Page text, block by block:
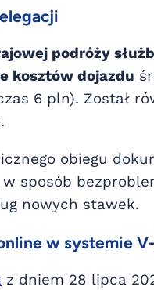
podróży
kosztów dojazdu
6 pln). Został
obiegu
sposób
nowych stawek.
w systemie
z dniem 28 lipca